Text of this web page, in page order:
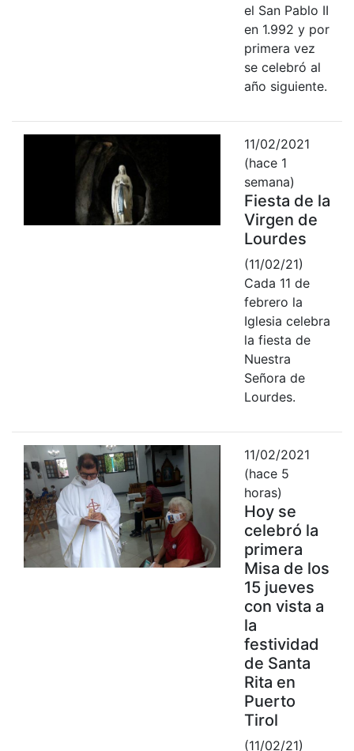
el San Pablo II
en 1.992 y por
primera vez
se celebró al
año siguiente.
11/02/2021
(hace 1
semana)
Fiesta de la
Virgen de
Lourdes
(11/02/21)
Cada 11 de
febrero la
Iglesia celebra
la fiesta de
Nuestra
Señora de
Lourdes.
11/02/2021
(hace 5
horas)
Hoy se
celebró la
primera
Misa de los
15 jueves
con vista a
la
festividad
de Santa
Rita en
Puerto
Tirol
(11/02/21)